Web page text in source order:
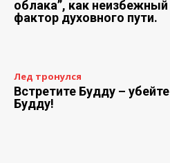
облака”, как неизбежный
фактор духовного пути.
Лед тронулся
Встретите Будду – убейте
Будду!